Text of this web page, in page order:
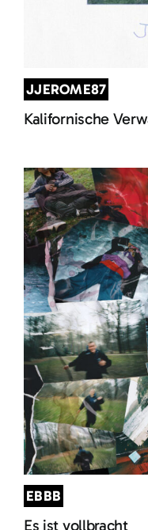
JJEROME87
Kalifornische
EBBB
Es ist vollbracht